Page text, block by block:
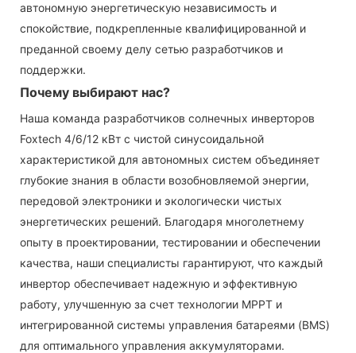
автономную энергетическую независимость и
спокойствие, подкрепленные квалифицированной и
преданной своему делу сетью разработчиков и
поддержки.
Почему выбирают нас?
Наша команда разработчиков солнечных инверторов
Foxtech 4/6/12 кВт с чистой синусоидальной
характеристикой для автономных систем объединяет
глубокие знания в области возобновляемой энергии,
передовой электроники и экологически чистых
энергетических решений. Благодаря многолетнему
опыту в проектировании, тестировании и обеспечении
качества, наши специалисты гарантируют, что каждый
инвертор обеспечивает надежную и эффективную
работу, улучшенную за счет технологии MPPT и
интегрированной системы управления батареями (BMS)
для оптимального управления аккумуляторами.